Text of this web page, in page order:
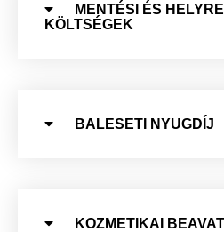
MENTÉSI ÉS
KÖLTSÉGEK
BALESETI NYUGDÍJ
KOZMETIKAI